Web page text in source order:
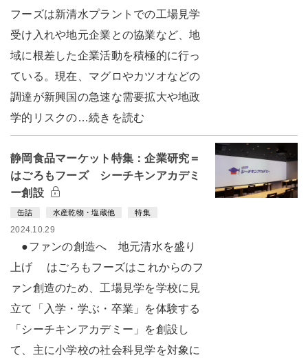
フーズは新清水プラントでの工場見学
受け入れや地元企業との協業など、地
域に根差した企業活動を積極的に行っ
ている。現在、マグロやカツオなどの
調達が新興国の急速な需要拡大や地政
学的リスクの…続きを読む
静岡食品マーケット特集：企業研究＝
はごろもフーズ シーチキンアカデミ
ー創設
缶詰 水産乾物・塩蔵他 特集
2024.10.29
●ファンの創造へ 地元清水を盛り
上げ はごろもフーズはこれからのフ
ァン創造のため、工場見学を学校に見
立て「入学・学ぶ・卒業」を体験する
「シーチキンアカデミー」を創設し
て、主に小学校の社会科見学を対象に